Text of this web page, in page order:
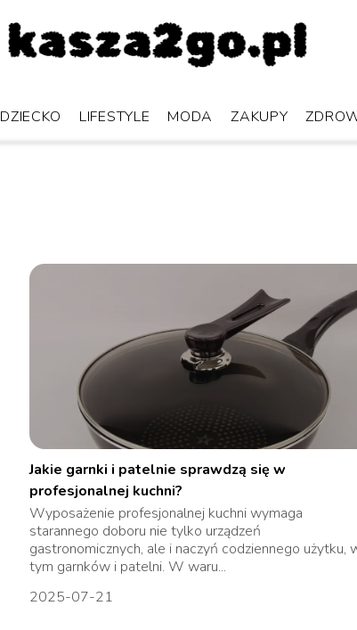
DZIECKO LIFESTYLE MODA ZAKUPY
Jakie garnki i patelnie sprawdzą się w
profesjonalnej kuchni?
Wyposażenie profesjonalnej kuchni wymaga
starannego doboru nie tylko urządzeń
gastronomicznych, ale i naczyń codziennego użytku,
tym garnków i patelni. W waru...
2025-07-21